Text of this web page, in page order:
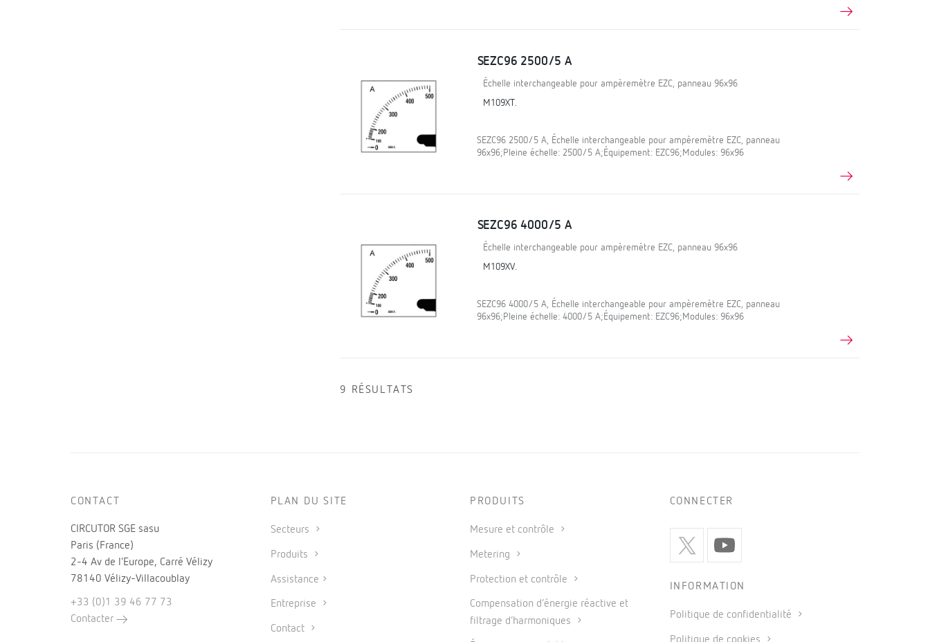
SEZC96 2500/5 A
Échelle interchangeable pour ampèremètre EZC, panneau 96x96
M109XT.
SEZC96 2500/5 A, Échelle interchangeable pour ampèremètre EZC, panneau
96x96;Pleine échelle: 2500/5 A;Équipement: EZC96;Modules: 96x96
SEZC96 4000/5 A
Échelle interchangeable pour ampèremètre EZC, panneau 96x96
M109XV.
SEZC96 4000/5 A, Échelle interchangeable pour ampèremètre EZC, panneau
96x96;Pleine échelle: 4000/5 A;Équipement: EZC96;Modules: 96x96
9 RÉSULTATS
CONTACT
CIRCUTOR SGE sasu
Paris (France)
2-4 Av de l’Europe, Carré Vélizy
78140 Vélizy-Villacoublay
+33 (0)1 39 46 77 73
Contacter
PLAN DU SITE
Secteurs
Produits
Assistance
Entreprise
Contact
PRODUITS
Mesure et contrôle
Metering
Protection et contrôle
Compensation d’énergie réactive et
filtrage d’harmoniques
CONNECTER
INFORMATION
Politique de confidentialité
Politique de cookies